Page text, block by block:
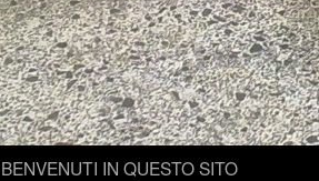
BENVENUTI IN QUESTO SITO